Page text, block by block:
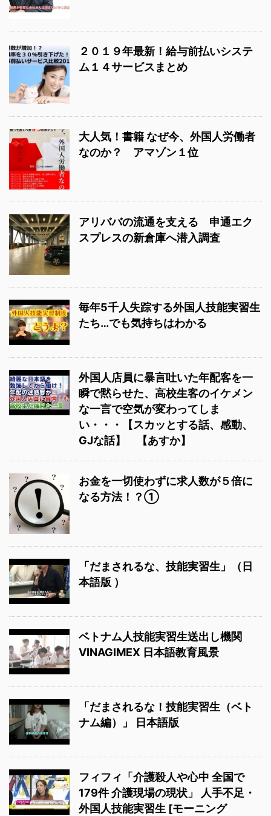
２０１９年最新！給与前払いシステ
ム１４サービスまとめ
大人気！書籍 なぜ今、外国人労働者
なのか？ アマゾン１位
アリババの流通を支える 申通エク
スプレスの新倉庫へ潜入調査
毎年5千人失踪する外国人技能実習生
たち…でも気持ちはわかる
外国人店員に暴言吐いた年配客を一
瞬で黙らせた、高校生客のイケメン
な一言で空気が変わってしま
い・・・【スカッとする話、感動、
GJな話】 【あすか】
お金を一切使わずに求人数が５倍に
なる方法！？①
「だまされるな、技能実習生」（日
本語版 ）
ベトナム人技能実習生送出し機関
VINAGIMEX 日本語教育風景
「だまされるな！技能実習生（ベト
ナム編）」 日本語版
フィフィ「介護殺人や心中 全国で
179件 介護現場の現状」 人手不足・
外国人技能実習生 [モーニング